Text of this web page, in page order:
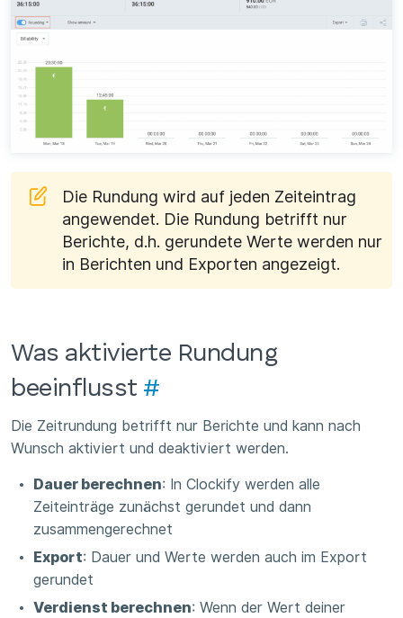
Die Rundung wird auf jeden Zeiteintrag
angewendet. Die Rundung betrifft nur
Berichte, d.h. gerundete Werte werden nur
in Berichten und Exporten angezeigt.
Was aktivierte Rundung
beeinflusst #
Die Zeitrundung betrifft nur Berichte und kann nach
Wunsch aktiviert und deaktiviert werden.
Dauer berechnen: In Clockify werden alle
Zeiteinträge zunächst gerundet und dann
zusammengerechnet
Export: Dauer und Werte werden auch im Export
gerundet
Verdienst berechnen: Wenn der Wert deiner